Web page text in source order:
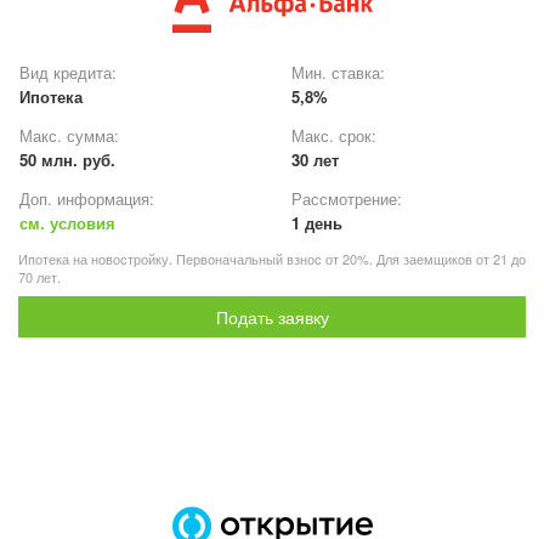
Вид кредита:
Ипотека
Мин. ставка:
5,8%
Макс. сумма:
50 млн. руб.
Макс. срок:
30 лет
Доп. информация:
см. условия
Рассмотрение:
1 день
Ипотека на новостройку. Первоначальный взнос от 20%. Для заемщиков от 21 до
70 лет.
Подать заявку